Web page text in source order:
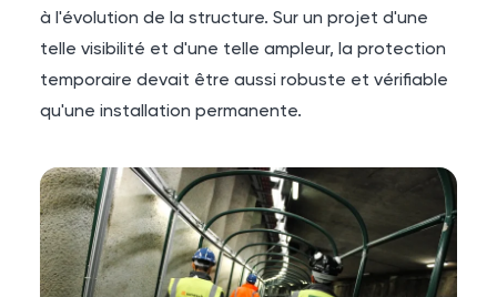
à l'évolution de la structure. Sur un projet d'une
telle visibilité et d'une telle ampleur, la protection
temporaire devait être aussi robuste et vérifiable
qu'une installation permanente.